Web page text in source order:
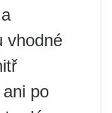
vhodné
po